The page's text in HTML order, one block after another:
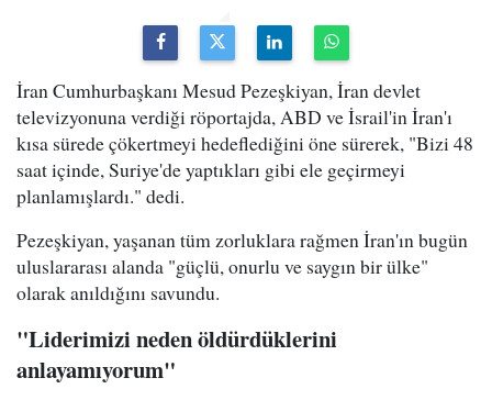
İran Cumhurbaşkanı Mesud Pezeşkiyan, İran devlet
televizyonuna verdiği röportajda, ABD ve İsrail'in İran'ı
kısa sürede çökertmeyi hedeflediğini öne sürerek, "Bizi 48
saat içinde, Suriye'de yaptıkları gibi ele geçirmeyi
planlamışlardı." dedi.
Pezeşkiyan, yaşanan tüm zorluklara rağmen İran'ın bugün
uluslararası alanda "güçlü, onurlu ve saygın bir ülke"
olarak anıldığını savundu.
"Liderimizi neden öldürdüklerini
anlayamıyorum"